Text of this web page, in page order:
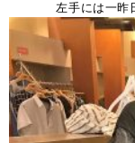
左手には一